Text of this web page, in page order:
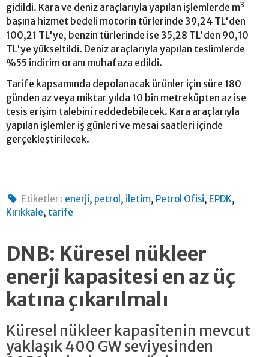
gidildi. Kara ve deniz araçlarıyla yapılan işlemlerde m³
başına hizmet bedeli motorin türlerinde 39,24 TL'den
100,21 TL'ye, benzin türlerinde ise 35,28 TL'den 90,10
TL'ye yükseltildi. Deniz araçlarıyla yapılan teslimlerde
%55 indirim oranı muhafaza edildi.
Tarife kapsamında depolanacak ürünler için süre 180
günden az veya miktar yılda 10 bin metreküpten az ise
tesis erişim talebini reddedebilecek. Kara araçlarıyla
yapılan işlemler iş günleri ve mesai saatleri içinde
gerçekleştirilecek.
Etiketler : enerji, petrol , iletim, Petrol Ofisi, EPDK,
Kırıkkale, tarife
DNB: Küresel nükleer
enerji kapasitesi en az üç
katına çıkarılmalı
Küresel nükleer kapasitenin mevcut
yaklaşık 400 GW seviyesinden